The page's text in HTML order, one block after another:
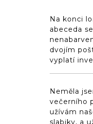
Na konci
abeceda
dvojím
vyplatí
Neměla
večerního
užívám
slabiky, a